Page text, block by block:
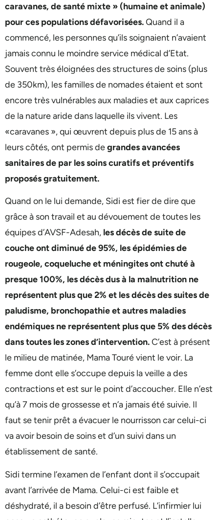
caravanes, de santé mixte » (humaine et animale)
pour ces populations défavorisées.Quand il a
commencé, les personnes qu’ils soignaient n’avaient
jamais connu le moindre service médical d’Etat.
Souvent très éloignées des structures de soins (plus
de 350km), les familles de nomades étaient et sont
encore très vulnérables aux maladies et aux caprices
de la nature aride dans laquelle ils vivent. Les
«caravanes », qui œuvrent depuis plus de 15 ans à
leurs côtés, ont permis degrandes avancées
sanitaires de par les soins curatifs et préventifs
proposés gratuitement.
Quand on le lui demande, Sidi est fier de dire que
grâce à son travail et au dévouement de toutes les
équipes d’AVSF-Adesah, les décès de suite de
couche ont diminué de 95%, les épidémies de
rougeole, coqueluche et méningites ont chuté à
presque 100%, les décès dus à la malnutrition ne
représentent plus que 2% et les décès des suites de
paludisme, bronchopathie et autres maladies
endémiques ne représentent plus que 5% des décès
dans toutes les zones d’intervention.C’est à présent
le milieu de matinée, Mama Touré vient le voir. La
femme dont elle s’occupe depuis la veille a des
contractions et est sur le point d’accoucher. Elle n’est
qu’à 7 mois de grossesse et n’a jamais été suivie. Il
faut se tenir prêt a évacuer le nourrisson car celui-ci
va avoir besoin de soins et d’un suivi dans un
établissement de santé.
Sidi termine l’examen de l’enfant dont il s’occupait
avant l’arrivée de Mama. Celui-ci est faible et
déshydraté, il a besoin d’être perfusé. L’infirmier lui